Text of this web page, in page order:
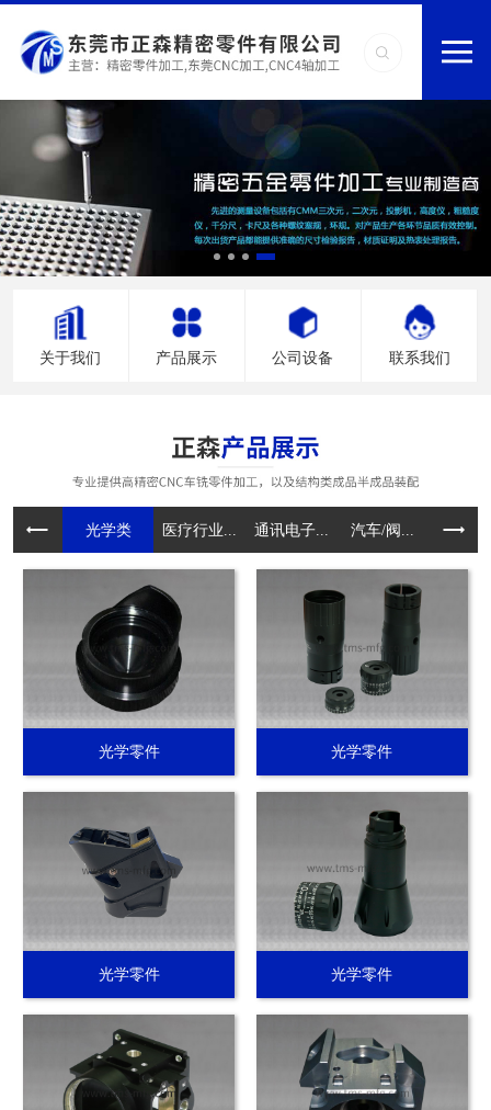
关于我们 产品展示 公司设备 联系我们
光学类 医疗行业... 通讯电子... 汽车/阀... 电动工
光学零件 光学零件
光学零件 光学零件